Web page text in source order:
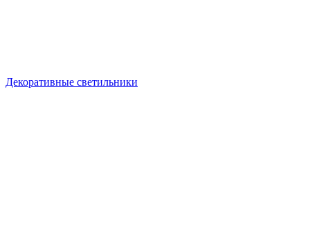
Декоративные светильники